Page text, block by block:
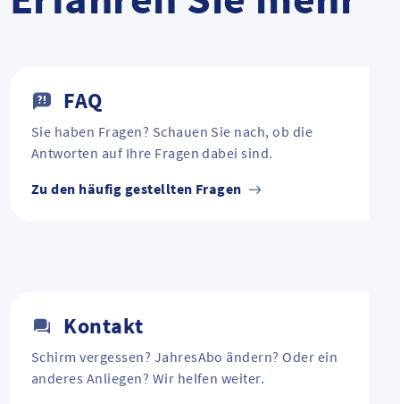
FAQ
Sie haben Fragen? Schauen Sie nach, ob die
Antworten auf Ihre Fragen dabei sind.
Zu den häufig gestellten Fragen
Kontakt
Schirm vergessen? JahresAbo ändern? Oder ein
anderes Anliegen? Wir helfen weiter.